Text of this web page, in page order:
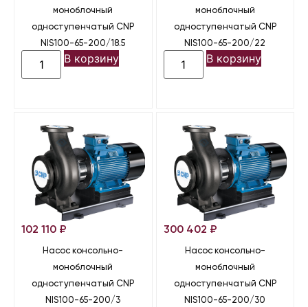
моноблочный
одноступенчатый CNP
NIS100-65-200/18.5
В корзину
моноблочный
одноступенчатый CNP
NIS100-65-200/22
В корзину
102 110 ₽
Насос консольно-
моноблочный
одноступенчатый CNP
NIS100-65-200/3
300 402 ₽
Насос консольно-
моноблочный
одноступенчатый CNP
NIS100-65-200/30